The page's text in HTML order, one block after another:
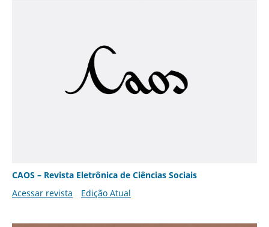
CAOS – Revista Eletrônica de Ciências Sociais
Acessar revista
Edição Atual